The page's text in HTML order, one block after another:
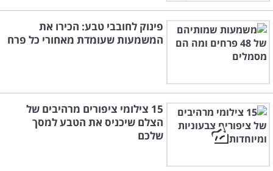
פינוק לחובבי טבע: הכירו את
המשמעות שעומדת מאחורי כל פרח
15 צילומי ציפורים מרהיבים של
הצלם שיכניס את הטבע למסך
שלכם